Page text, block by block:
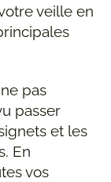
veille en
pas
passer
et les
En
vos